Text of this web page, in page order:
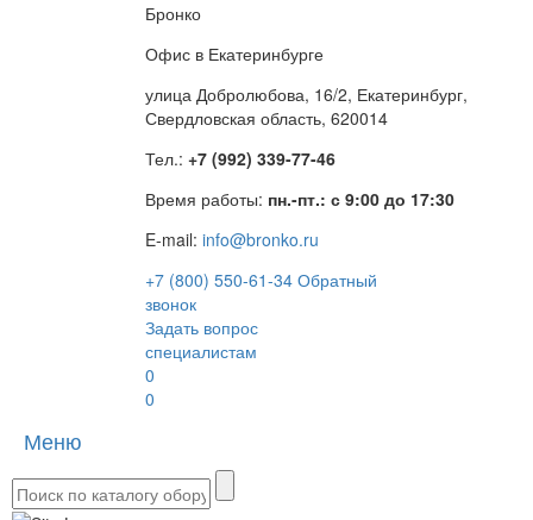
Бронко
Офис в Екатеринбурге
улица Добролюбова, 16/2, Екатеринбург,
Свердловская область, 620014
Тел.: +7 (992) 339-77-46
Время работы: пн.-пт.: с 9:00 до 17:30
E-mail: info@bronko.ru
+7 (800) 550-61-34 Обратный
звонок
Задать вопрос
специалистам
0
0
Меню